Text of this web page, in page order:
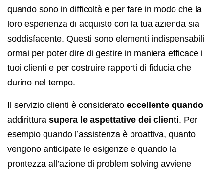
quando sono in difficoltà e per fare in modo che la
loro esperienza di acquisto con la tua azienda sia
soddisfacente. Questi sono elementi indispensabili
ormai per poter dire di gestire in maniera efficace i
tuoi clienti e per costruire rapporti di fiducia che
durino nel tempo.
Il servizio clienti è considerato eccellente quando
addirittura supera le aspettative dei clienti. Per
esempio quando l’assistenza è proattiva, quanto
vengono anticipate le esigenze e quando la
prontezza all’azione di problem solving avviene